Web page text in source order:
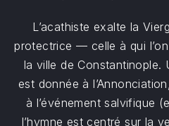
L’acathiste exalte la
protectrice — celle à qui
la ville de Constantinople.
est donnée à
à l’événement salvifique
l’hymne est centré sur la